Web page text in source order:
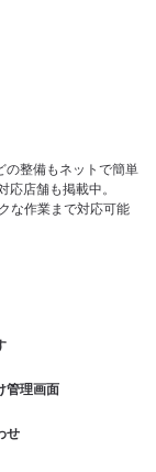
整備もネットで簡単
店舗も掲載中。
な作業まで対応可能
管理画面
せ